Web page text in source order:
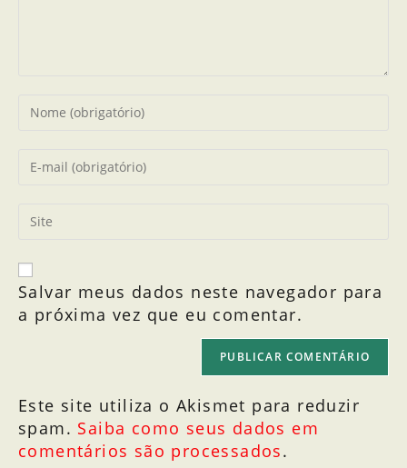
Salvar meus dados neste navegador para
a próxima vez que eu comentar.
Este site utiliza o Akismet para reduzir
spam. Saiba como seus dados em
comentários são processados.